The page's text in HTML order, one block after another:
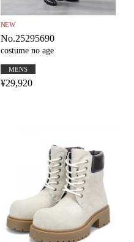
NEW
No.25295690
costume no age
MENS
¥29,920